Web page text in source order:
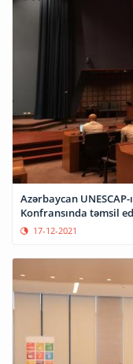
Azərbaycan
Konfransında təmsil
17-12-2021